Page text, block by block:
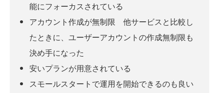
能にフォーカスされている
アカウント作成が無制限 他サービスと比較し
たときに、ユーザーアカウントの作成無制限も
決め手になった
安いプランが用意されている
スモールスタートで運用を開始できるのも良い